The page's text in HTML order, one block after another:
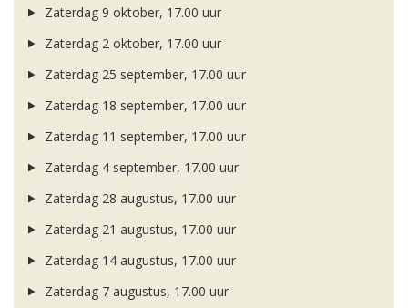
Zaterdag 9 oktober, 17.00 uur
Zaterdag 2 oktober, 17.00 uur
Zaterdag 25 september, 17.00 uur
Zaterdag 18 september, 17.00 uur
Zaterdag 11 september, 17.00 uur
Zaterdag 4 september, 17.00 uur
Zaterdag 28 augustus, 17.00 uur
Zaterdag 21 augustus, 17.00 uur
Zaterdag 14 augustus, 17.00 uur
Zaterdag 7 augustus, 17.00 uur